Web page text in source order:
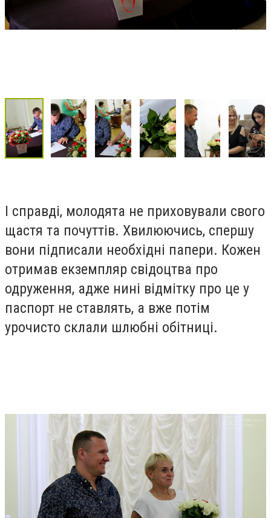
І справді, молодята не приховували свого
щастя та почуттів. Хвилюючись, спершу
вони підписали необхідні папери. Кожен
отримав екземпляр свідоцтва про
одруження, адже нині відмітку про це у
паспорт не ставлять, а вже потім
урочисто склали шлюбні обітниці.